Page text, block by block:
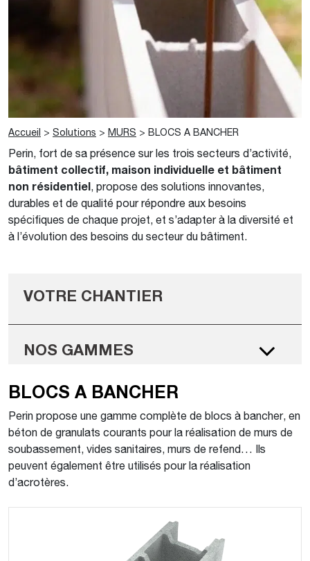
Accueil > Solutions > MURS > BLOCS A BANCHER
Perin, fort de sa présence sur les trois secteurs d’activité,
bâtiment collectif, maison individuelle et bâtiment
non résidentiel, propose des solutions innovantes,
durables et de qualité pour répondre aux besoins
spécifiques de chaque projet, et s’adapter à la diversité et
à l’évolution des besoins du secteur du bâtiment.
VOTRE CHANTIER
NOS GAMMES
BLOCS A BANCHER
Perin propose une gamme complète de blocs à bancher, en
béton de granulats courants pour la réalisation de murs de
soubassement, vides sanitaires, murs de refend… Ils
peuvent également être utilisés pour la réalisation
d’acrotères.